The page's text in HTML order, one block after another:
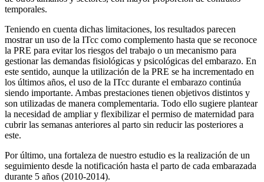
temporales.
Teniendo en cuenta dichas limitaciones, los resultados parecen
mostrar un uso de la ITcc como complemento hasta que se reconoce
la PRE para evitar los riesgos del trabajo o un mecanismo para
gestionar las demandas fisiológicas y psicológicas del embarazo. En
este sentido, aunque la utilización de la PRE se ha incrementado en
los últimos años, el uso de la ITcc durante el embarazo continúa
siendo importante. Ambas prestaciones tienen objetivos distintos y
son utilizadas de manera complementaria. Todo ello sugiere plantear
la necesidad de ampliar y flexibilizar el permiso de maternidad para
cubrir las semanas anteriores al parto sin reducir las posteriores a
este.
Por último, una fortaleza de nuestro estudio es la realización de un
seguimiento desde la notificación hasta el parto de cada embarazada
durante 5 años (2010-2014).